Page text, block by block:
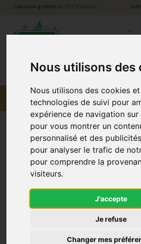
Nous utilisons des
Nous utilisons des cookies
technologies de suivi pour
expérience de navigation
pour vous montrer un
personnalisé et des
pour analyser le trafic de
pour comprendre la
visiteurs.
J'accepte
Je refuse
Changer mes
Livraison gratuite dès 89€ d’achats *
Menu
Laboratoire